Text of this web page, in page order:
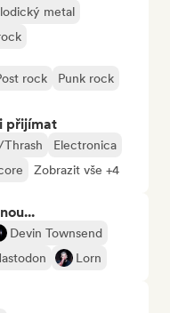
metal
rock
Punk rock
přijímat
Electronica
Zobrazit vše +4
Devin Townsend
Lorn